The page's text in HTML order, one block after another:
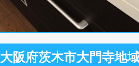
大阪府茨木市大門寺地